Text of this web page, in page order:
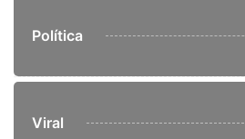
Política
Viral